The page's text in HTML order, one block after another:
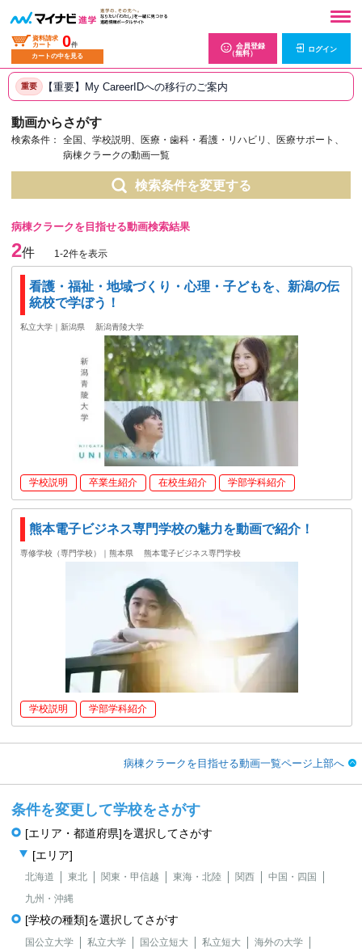
資料請求
カート
0件
カートの中を見る
会員登録
（無料）
ログイン
重要 【重要】My CareerIDへの移行のご案内
動画からさがす
検索条件：
全国、学校説明、医療・歯科・看護・リハビリ、医療サポート、
病棟クラークの動画一覧
検索条件を変更する
病棟クラークを目指せる動画検索結果
2件 1-2件を表示
看護・福祉・地域づくり・心理・子どもを、新潟の伝
統校で学ぼう！
私立大学｜新潟県 新潟青陵大学
学校説明 卒業生紹介 在校生紹介 学部学科紹介
熊本電子ビジネス専門学校の魅力を動画で紹介！
専修学校（専門学校）｜熊本県 熊本電子ビジネス専門学校
学校説明 学部学科紹介
病棟クラークを目指せる動画一覧ページ上部へ
条件を変更して学校をさがす
[エリア・都道府県]を選択してさがす
[エリア]
北海道 東北 関東・甲信越 東海・北陸 関西
中国・四国
九州・沖縄
[学校の種類]を選択してさがす
国公立大学 私立大学 国公立短大 私立短大
海外の大学